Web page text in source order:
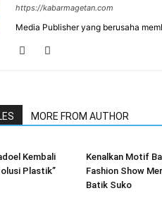
https://kabarmagetan.com
Media Publisher yang berusaha
MORE FROM AUTHOR
Kembali
Plastik”
Kenalkan Motif
Fashion Show
Batik Suko